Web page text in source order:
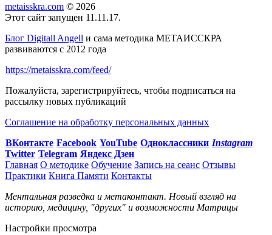
metaisskra.com © 2026
Этот сайт запущен 11.11.17.
Блог Digitall Angell и сама методика МЕТАИССКРА
развиваются с 2012 года
https://metaisskra.com/feed/
Пожалуйста, зарегистрируйтесь, чтобы подписаться на
рассылку новых публикаций
Соглашение на обработку персональных данных
ВКонтакте Facebook YouTube Одноклассники Instagram
Twitter Telegram Яндекс Дзен
Главная О методике Обучение Запись на сеанс Отзывы
Практики Книга Памяти Контакты
Ментальная разведка и метаконтакт. Новый взгляд на
историю, медицину, "других" и возможности Матрицы
Настройки просмотра